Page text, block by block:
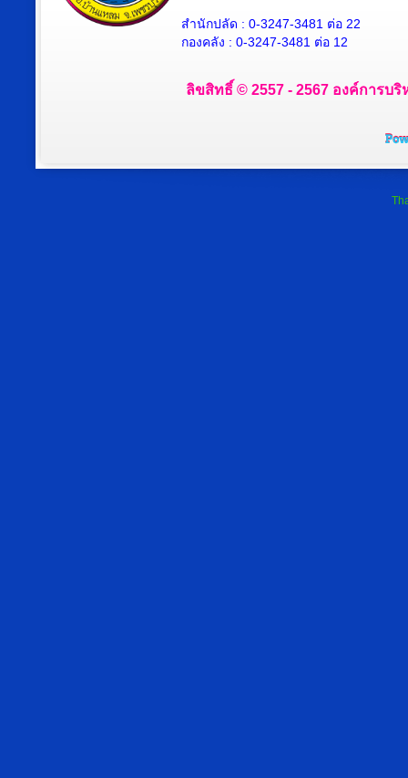
สำนักปลัด : 0-3247-3481 ต่อ 22
กองคลัง : 0-3247-3481 ต่อ 12
ลิขสิทธิ์ © 2557 - 2567 องค์การบ